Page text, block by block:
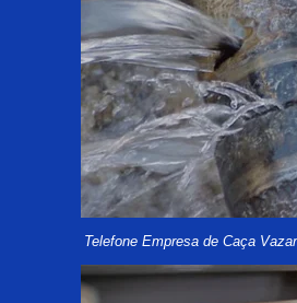
Telefone Empresa de Caça